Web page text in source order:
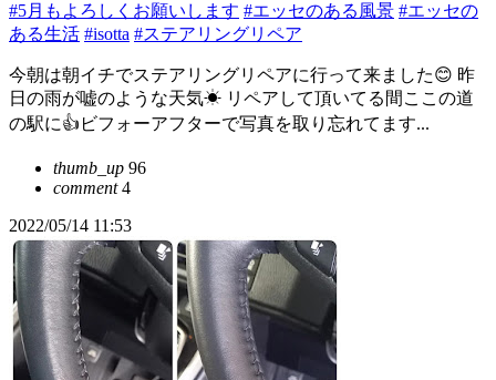
#5月もよろしくお願いします #エッセのある風景 #エッセの
ある生活 #isotta #ステアリングリペア
今朝は朝イチでステアリングリペアに行って来ました😊 昨
日の雨が嘘のような天気☀ リペアして頂いてる間ここの道
の駅に👍ビフォーアフターで写真を取り忘れてます...
thumb_up 96
comment4
2022/05/14 11:53